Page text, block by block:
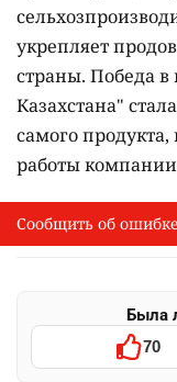
укрепляет
страны. Победа
Казахстана"
самого
работы
I
Сообщить об опечатке
Выделите фрагмент
Была
70
Сообщить об ошибке